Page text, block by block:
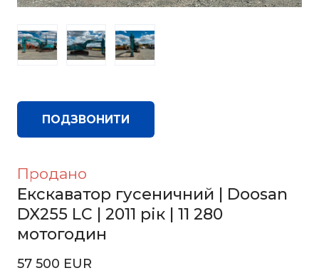
ПОДЗВОНИТИ
Продано
Екскаватор гусеничний | Doosan
DX255 LC | 2011 рік | 11 280
мотогодин
57 500 EUR